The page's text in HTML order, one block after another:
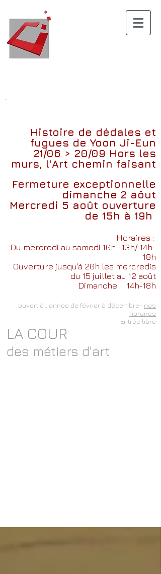
.
Histoire de dédales et
fugues de Yoon Ji-Eun
21/06 > 20/09 Hors les
murs, l'Art chemin faisant
Fermeture exceptionnelle
dimanche 2 aôut
Mercredi 5 août ouverture
de 15h à 19h
Horaires :
Du mercredi au samedi 10h -13h/ 14h-
18h
Ouverture jusqu'à 20h les mercredis
du 15 juillet au 12 août
Dimanche : 14h-18h
ouvert à l'année de février à décembre- nos
horaires
Entrée libre
LA COUR
des métiers d'art